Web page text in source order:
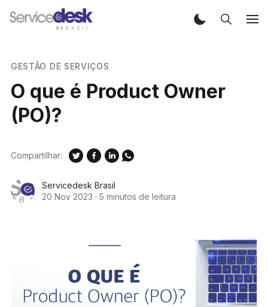
GESTÃO DE SERVIÇOS
O que é Product Owner
(PO)?
Servicedesk Brasil
20 Nov 2023 · 5 minutos de leitura
Compartilhar: